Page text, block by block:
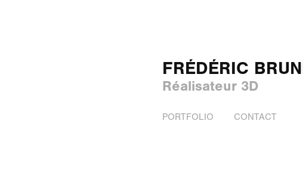
FRÉDÉRIC
Réalisateur 3D
PORTFOLIO CONTACT